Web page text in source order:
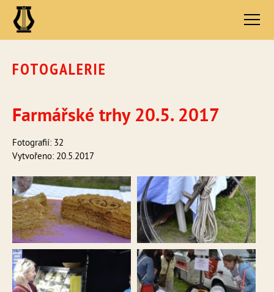
FOTOGALERIE
Farmářské trhy 20.5. 2017
Fotografií: 32
Vytvořeno: 20.5.2017